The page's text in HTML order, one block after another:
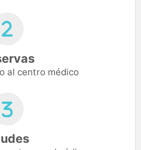
al centro médico